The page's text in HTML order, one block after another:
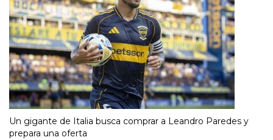
Un gigante de Italia busca comprar a Leandro Paredes y
prepara una oferta